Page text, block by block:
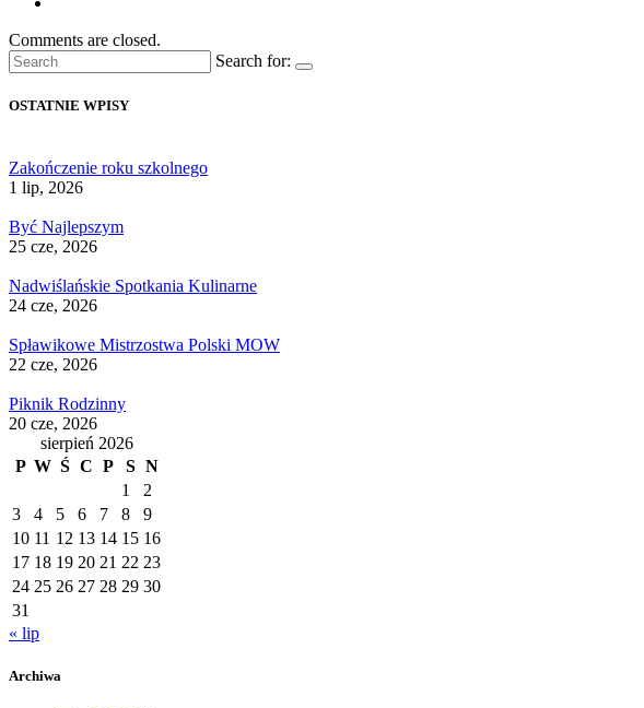
Comments are closed.
Search for:
OSTATNIE WPISY
Zakończenie roku szkolnego
1 lip, 2026
Być Najlepszym
25 cze, 2026
Nadwiślańskie Spotkania Kulinarne
24 cze, 2026
Spławikowe Mistrzostwa Polski MOW
22 cze, 2026
Piknik Rodzinny
20 cze, 2026
sierpień 2026
P W Ś C P S N
1
2
3
4 5 6 7 8
9
10 11 12 13 14 15 16
17 18 19 20 21 22 23
24 25 26 27 28 29 30
31
« lip
Archiwa